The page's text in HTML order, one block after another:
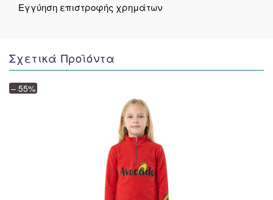
Εγγύηση επιστροφής χρημάτων
Σχετικά Προϊόντα
– 55%